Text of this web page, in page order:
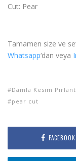
Cut: Pear
Tamamen size ve
Whatsapp‘dan veya
Damla Kesim
pear cut
FACEBOOK